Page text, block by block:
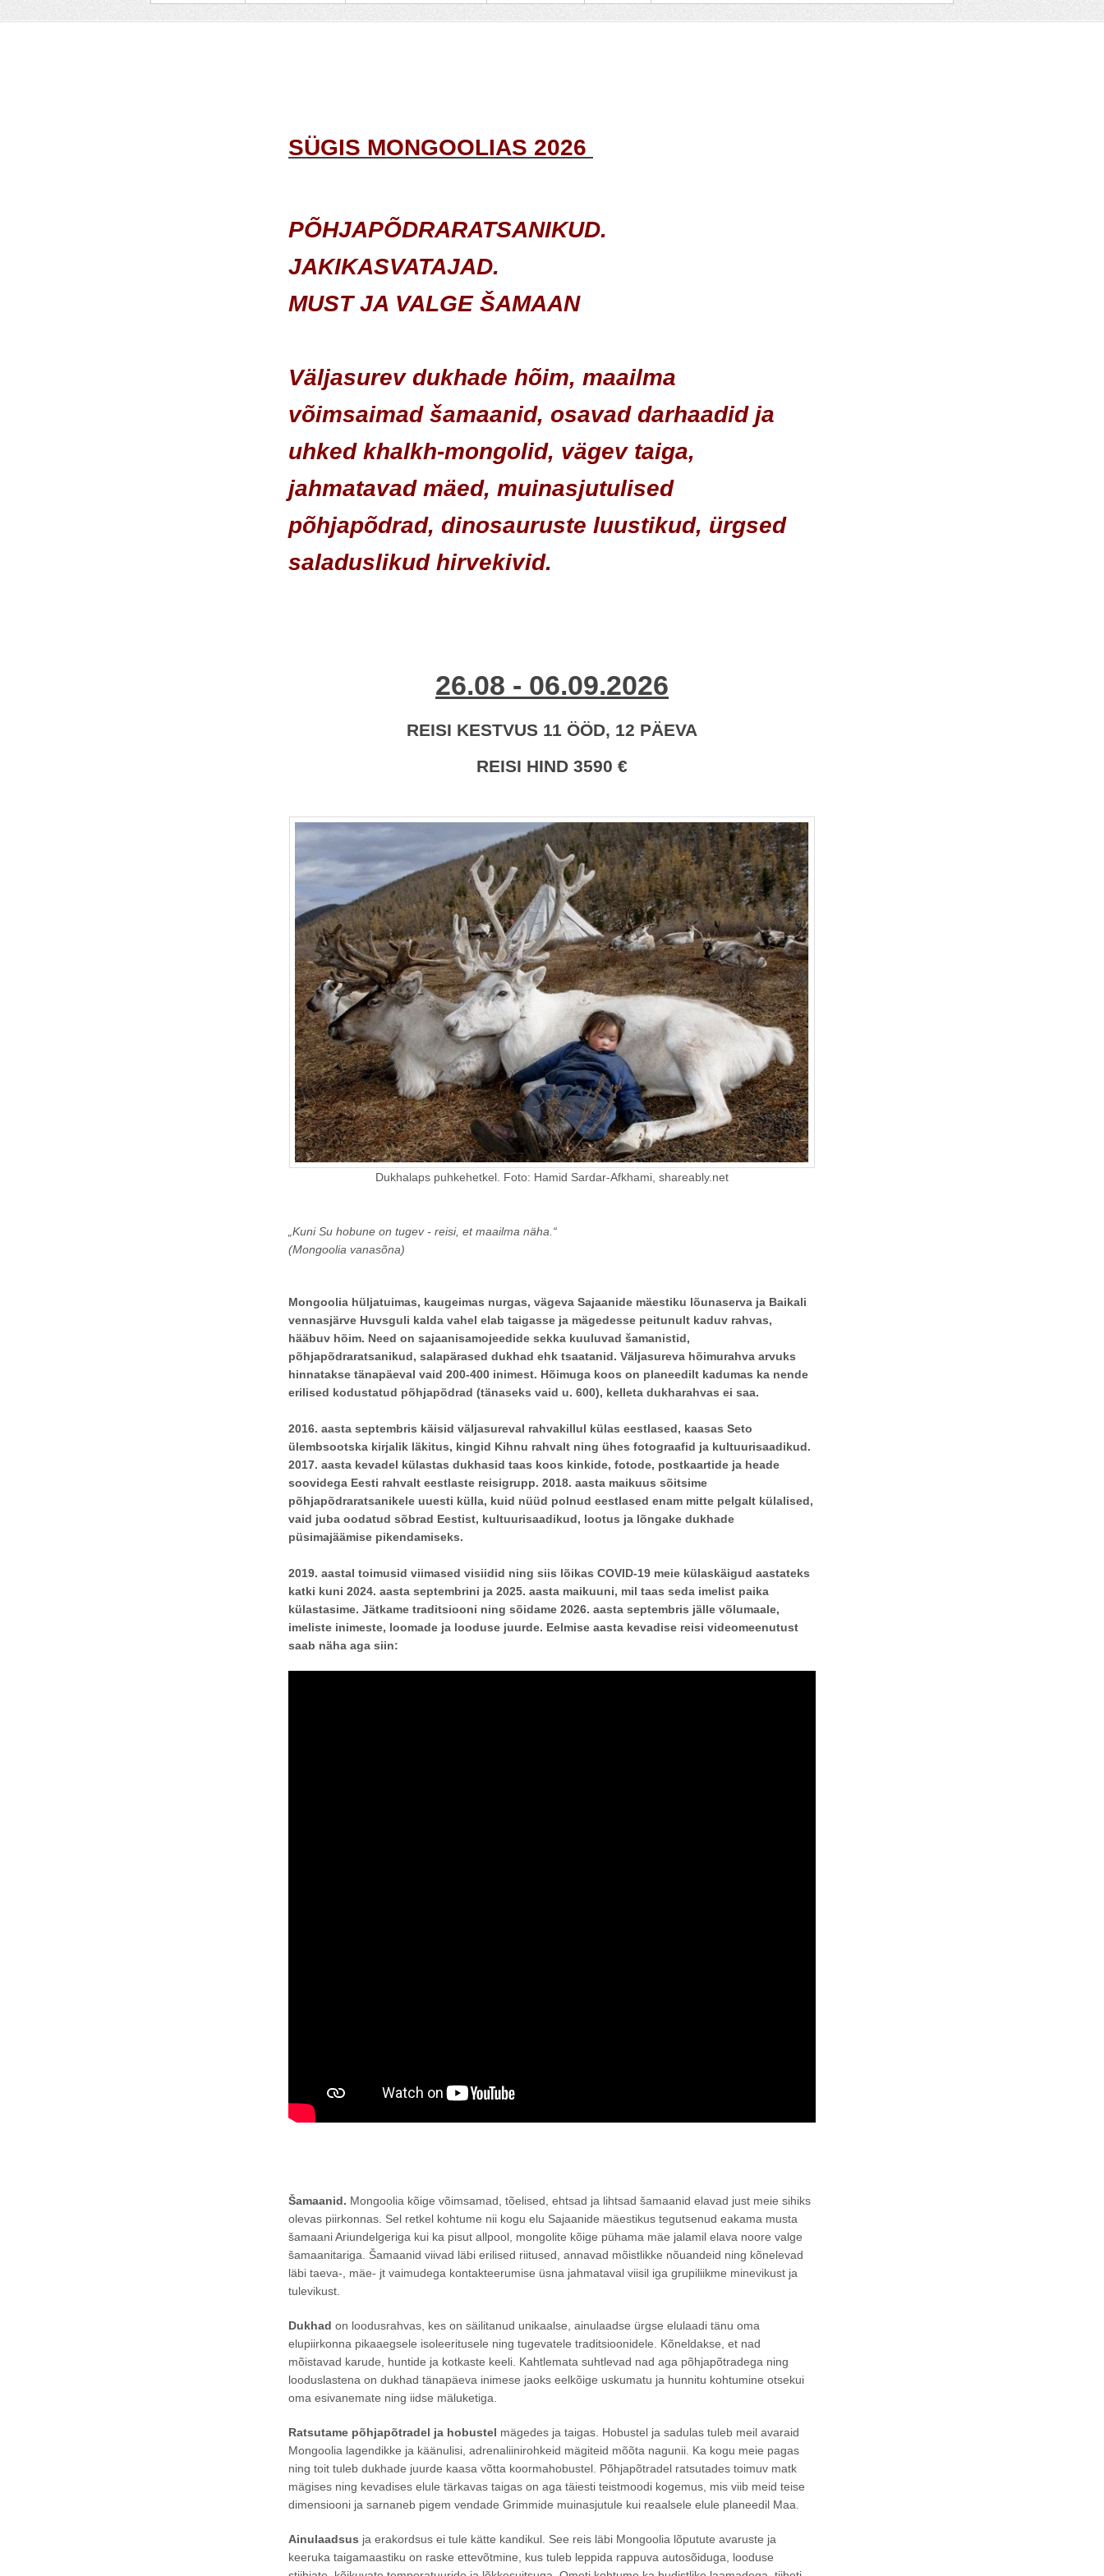
SÜGIS MONGOOLIAS 2026
PÕHJAPÕDRARATSANIKUD.
JAKIKASVATAJAD.
MUST JA VALGE ŠAMAAN
Väljasurev dukhade hõim, maailma
võimsaimad šamaanid, osavad darhaadid ja
uhked khalkh-mongolid, vägev taiga,
jahmatavad mäed, muinasjutulised
põhjapõdrad, dinosauruste luustikud, ürgsed
saladuslikud hirvekivid.
26.08 - 06.09.2026
REISI KESTVUS 11 ÖÖD, 12 PÄEVA
REISI HIND 3590 €
Dukhalaps puhkehetkel. Foto: Hamid Sardar-Afkhami, shareably.net
„Kuni Su hobune on tugev - reisi, et maailma näha.“
(Mongoolia vanasõna)
Mongoolia hüljatuimas, kaugeimas nurgas, vägeva Sajaanide mäestiku lõunaserva ja Baikali
vennasjärve Huvsguli kalda vahel elab taigasse ja mägedesse peitunult kaduv rahvas,
hääbuv hõim. Need on sajaanisamojeedide sekka kuuluvad šamanistid,
põhjapõdraratsanikud, salapärased dukhad ehk tsaatanid. Väljasureva hõimurahva arvuks
hinnatakse tänapäeval vaid 200-400 inimest. Hõimuga koos on planeedilt kadumas ka nende
erilised kodustatud põhjapõdrad (tänaseks vaid u. 600), kelleta dukharahvas ei saa.
2016. aasta septembris käisid väljasureval rahvakillul külas eestlased, kaasas Seto
ülembsootska kirjalik läkitus, kingid Kihnu rahvalt ning ühes fotograafid ja kultuurisaadikud.
2017. aasta kevadel külastas dukhasid taas koos kinkide, fotode, postkaartide ja heade
soovidega Eesti rahvalt eestlaste reisigrupp. 2018. aasta maikuus sõitsime
põhjapõdraratsanikele uuesti külla, kuid nüüd polnud eestlased enam mitte pelgalt külalised,
vaid juba oodatud sõbrad Eestist, kultuurisaadikud, lootus ja lõngake dukhade
püsimajäämise pikendamiseks.
2019. aastal toimusid viimased visiidid ning siis lõikas COVID-19 meie külaskäigud aastateks
katki kuni 2024. aasta septembrini ja 2025. aasta maikuuni, mil taas seda imelist paika
külastasime. Jätkame traditsiooni ning sõidame 2026. aasta septembris jälle võlumaale,
imeliste inimeste, loomade ja looduse juurde. Eelmise aasta kevadise reisi videomeenutust
saab näha aga siin:
Šamaanid. Mongoolia kõige võimsamad, tõelised, ehtsad ja lihtsad šamaanid elavad just meie sihiks
olevas piirkonnas. Sel retkel kohtume nii kogu elu Sajaanide mäestikus tegutsenud eakama musta
šamaani Ariundelgeriga kui ka pisut allpool, mongolite kõige pühama mäe jalamil elava noore valge
šamaanitariga. Šamaanid viivad läbi erilised riitused, annavad mõistlikke nõuandeid ning kõnelevad
läbi taeva-, mäe- jt vaimudega kontakteerumise üsna jahmataval viisil iga grupiliikme minevikust ja
tulevikust.
Dukhad on loodusrahvas, kes on säilitanud unikaalse, ainulaadse ürgse elulaadi tänu oma
elupiirkonna pikaaegsele isoleeritusele ning tugevatele traditsioonidele. Kõneldakse, et nad
mõistavad karude, huntide ja kotkaste keeli. Kahtlemata suhtlevad nad aga põhjapõtradega ning
looduslastena on dukhad tänapäeva inimese jaoks eelkõige uskumatu ja hunnitu kohtumine otsekui
oma esivanemate ning iidse mäluketiga.
Ratsutame põhjapõtradel ja hobustel mägedes ja taigas. Hobustel ja sadulas tuleb meil avaraid
Mongoolia lagendikke ja käänulisi, adrenaliinirohkeid mägiteid mõõta nagunii. Ka kogu meie pagas
ning toit tuleb dukhade juurde kaasa võtta koormahobustel. Põhjapõtradel ratsutades toimuv matk
mägises ning kevadises elule tärkavas taigas on aga täiesti teistmoodi kogemus, mis viib meid teise
dimensiooni ja sarnaneb pigem vendade Grimmide muinasjutule kui reaalsele elule planeedil Maa.
Ainulaadsus ja erakordsus ei tule kätte kandikul. See reis läbi Mongoolia lõputute avaruste ja
keeruka taigamaastiku on raske ettevõtmine, kus tuleb leppida rappuva autosõiduga, looduse